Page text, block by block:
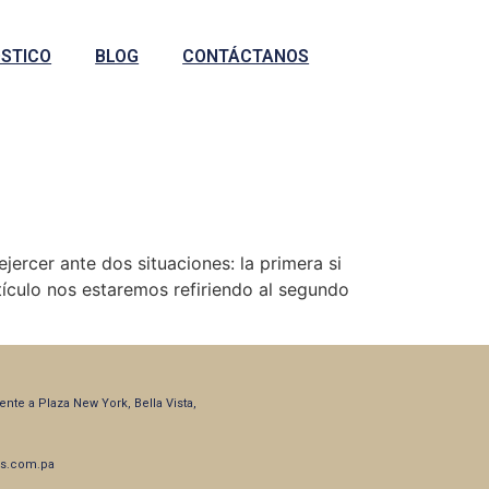
BLOG CONTÁCTANOS
ante dos situaciones: la primera si
nos estaremos refiriendo al segundo
a Plaza New York, Bella Vista,